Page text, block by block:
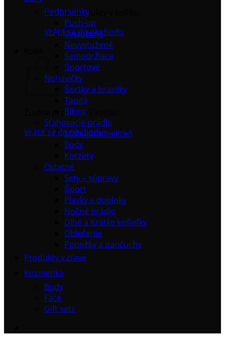
Žiadne produkty v košíku.
Vrátiť sa do obchodu
Žiadne produkty v košíku.
Vrátiť sa do obchodu
Podprsenky
Push-up
Vystužené
Nevystužené
Samodržiace
Športové
Nohavičky
Šortky a brazilky
Tangá
Bikiny
Sťahovacie prádlo
Sťahujúca bielizeň
Body
Korzety
Ostatné
Sety – súpravy
Šport
Plavky a doplnky
Nočné prádlo
Dlhé a Krátke košieľky
Oblečenie
Ponožky a pančuchy
Produkty v zľave
Kozmetika
Body
Face
Gift sets